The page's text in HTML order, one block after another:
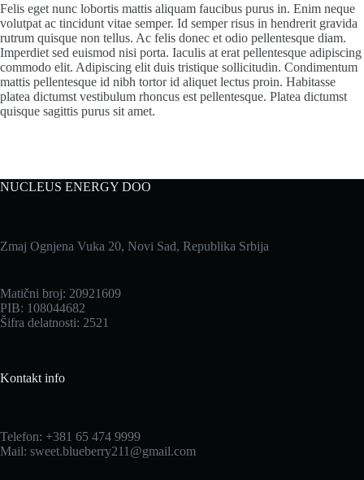
Felis eget nunc lobortis mattis aliquam faucibus purus in. Enim neque
volutpat ac tincidunt vitae semper. Id semper risus in hendrerit gravida
rutrum quisque non tellus. Ac felis donec et odio pellentesque diam.
Imperdiet sed euismod nisi porta. Iaculis at erat pellentesque adipiscing
commodo elit. Adipiscing elit duis tristique sollicitudin. Condimentum
mattis pellentesque id nibh tortor id aliquet lectus proin. Habitasse
platea dictumst vestibulum rhoncus est pellentesque. Platea dictumst
quisque sagittis purus sit amet.
NUCLEUS ENERGY DOO
Zmaj Ognjena Vuka 20, Novi Sad, Republika Srbija
Matični broj: 20921609
PIB: 108044682
Šifra delatnosti: 2521
Kontakt info
Telefon: +381 65 474 9999
Mail: sweet.blueberry211@gmail.com